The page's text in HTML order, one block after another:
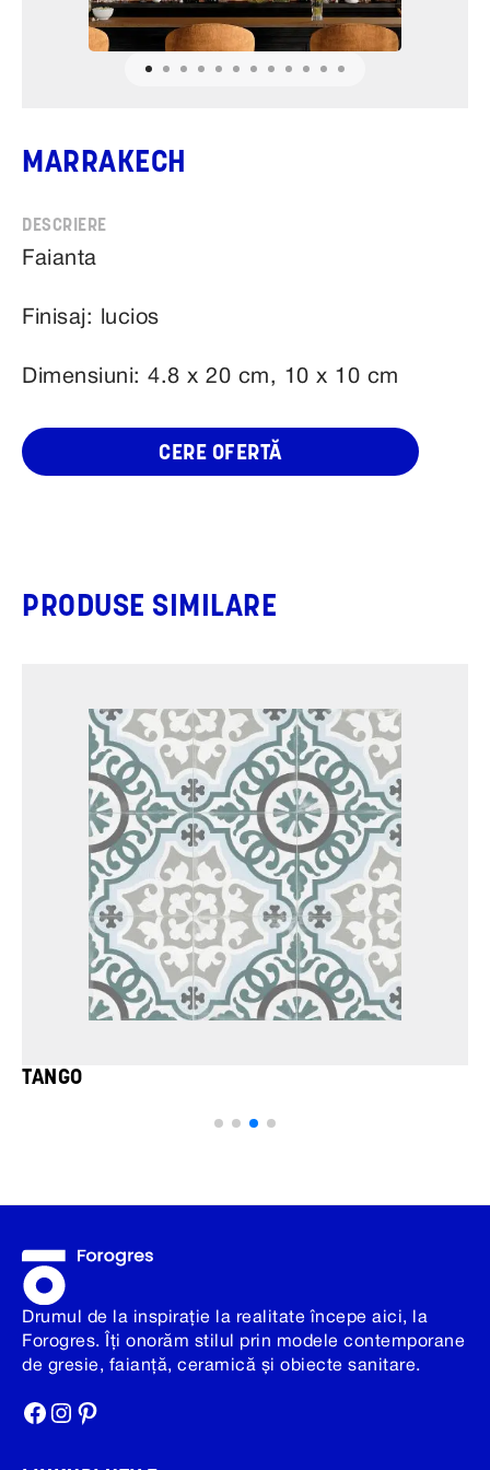
MARRAKECH
Faianta
Finisaj: lucios
Dimensiuni: 4.8 x 20 cm, 10 x 10 cm
CERE OFERTĂ
PRODUSE SIMILARE
TANGO
Drumul de la inspirație la realitate începe aici, la
Forogres. Îți onorăm stilul prin modele contemporane
de gresie, faianță, ceramică și obiecte sanitare.
Facebook
Instagram
Pinterest